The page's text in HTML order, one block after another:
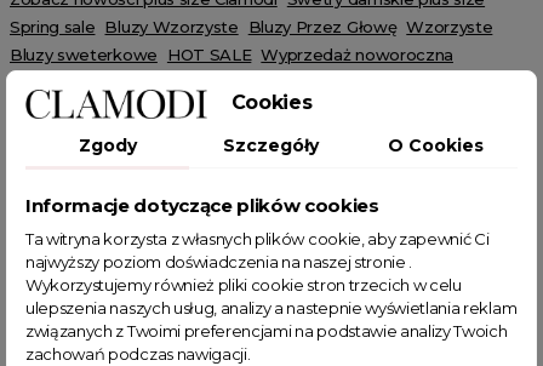
Spring sale Bluzy Wzorzyste Bluzy Przez Głowę Wzorzyste
Bluzy sweterkowe
HOT SALE Wyprzedaż noworoczna
POWIĄZANE TAGI
sweter bluza oversize bluza
Sweterkowa bluza
bluza swetertkowa
bluza z kapturem
bluza z napisem
bluza na codzień
bluza ze wzorem
luźna bluza
Cookies
Zgody Szczegóły O Cookies
Informacje dotyczące plików cookies
Ta witryna korzysta z własnych plików cookie, aby zapewnić Ci
najwyższy poziom doświadczenia na naszej stronie .
Wykorzystujemy również pliki cookie stron trzecich w celu
ulepszenia naszych usług, analizy a nastepnie wyświetlania reklam
związanych z Twoimi preferencjami na podstawie analizy Twoich
zachowań podczas nawigacji.